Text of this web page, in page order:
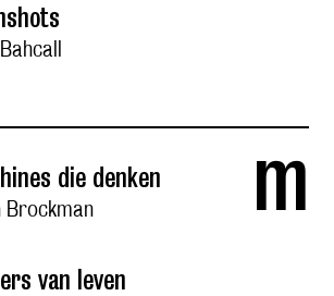
m
die denken
Brockman
van leven